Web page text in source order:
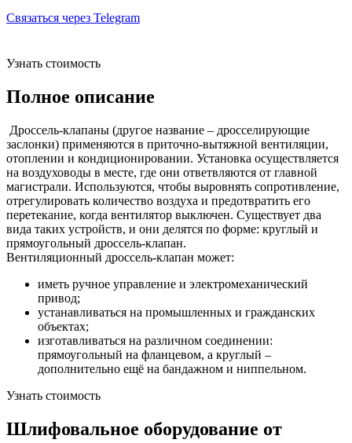
Связаться через Telegram
Узнать стоимость
Полное описание
Дроссель-клапаны (другое название – дросселирующие
заслонки) применяются в приточно-вытяжной вентиляции,
отоплении и кондиционировании. Установка осуществляется
на воздуховоды в месте, где они ответвляются от главной
магистрали. Используются, чтобы выровнять сопротивление,
отрегулировать количество воздуха и предотвратить его
перетекание, когда вентилятор выключен. Существует два
вида таких устройств, и они делятся по форме: круглый и
прямоугольный дроссель-клапан.
Вентиляционный дроссель-клапан может:
иметь ручное управление и электромеханический
привод;
устанавливаться на промышленных и гражданских
объектах;
изготавливаться на различном соединении:
прямоугольный на фланцевом, а круглый –
дополнительно ещё на бандажном и ниппельном.
Узнать стоимость
Шлифовальное оборудование от